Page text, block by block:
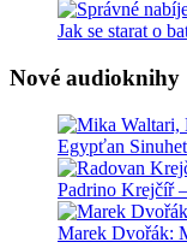
Jak se starat o
Nové audioknihy
Egypťan Sinuhet
Padrino Krejčíř
Marek Dvořák: